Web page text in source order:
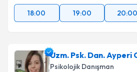
18:00
19:00 20:00
Uzm. Psk. Dan. Ayperi
Psikolojik Danışman